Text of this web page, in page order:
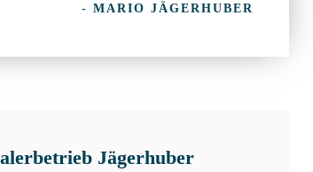
- MARIO JÄGERHUBER
Jägerhuber